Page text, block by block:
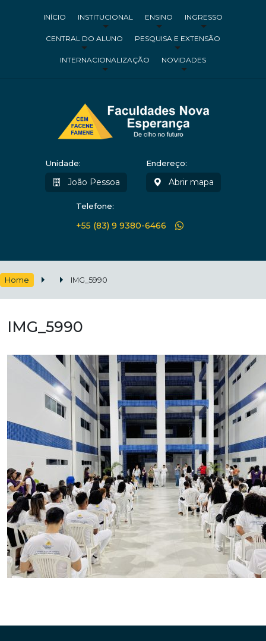
INÍCIO INSTITUCIONAL ENSINO INGRESSO
CENTRAL DO ALUNO PESQUISA E EXTENSÃO
INTERNACIONALIZAÇÃO NOVIDADES
Unidade:
João Pessoa
Endereço:
Abrir mapa
Telefone:
+55 (83) 9 9380-6466
Home IMG_5990
IMG_5990